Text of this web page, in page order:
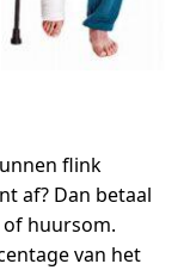
flink
af? Dan betaal
huursom.
van het